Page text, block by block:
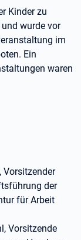
Kinder zu
wurde vor
im
Ein
waren
Vorsitzender
der
für Arbeit
Vorsitzende